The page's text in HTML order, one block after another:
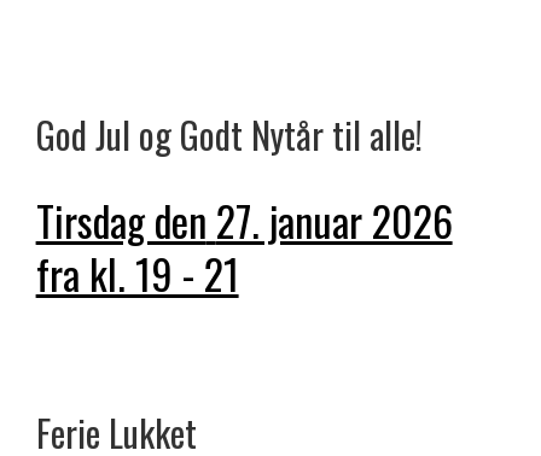
God Jul og Godt Nytår til alle!
Tirsdag den27. januar 2026
fra kl. 19 - 21
Ferie Lukket